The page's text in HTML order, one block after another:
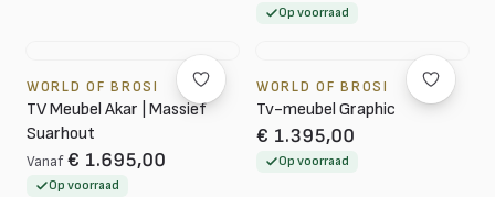
Op voorraad
WORLD OF BROSI
TV Meubel Akar | Massief
Suarhout
Vanaf € 1.695,00
Op voorraad
WORLD OF BROSI
Tv-meubel Graphic
€ 1.395,00
Op voorraad